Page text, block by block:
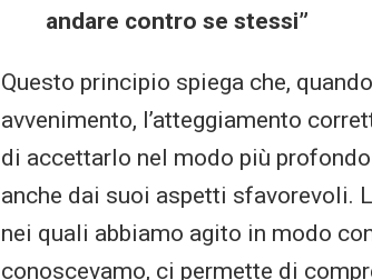
andare contro se stessi”
Questo principio spiega che,
avvenimento, l’atteggiamento
di accettarlo nel modo più
anche dai suoi aspetti sfavorevoli.
nei quali abbiamo agito in modo
conoscevamo, ci permette di